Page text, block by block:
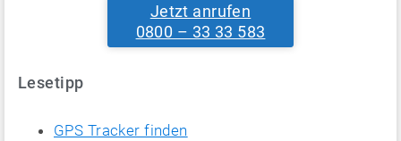
Jetzt anrufen
0800 – 33 33 583
Lesetipp
GPS Tracker finden